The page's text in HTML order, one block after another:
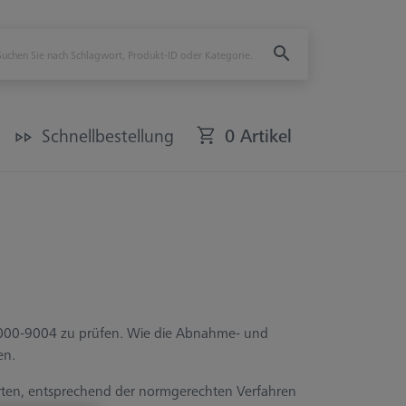
Schnellbestellung 0 Artikel
9004 zu prüfen. Wie die Abnahme- und
entsprechend der normgerechten Verfahren